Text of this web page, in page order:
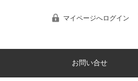
マイページへログイン
お問い合せ